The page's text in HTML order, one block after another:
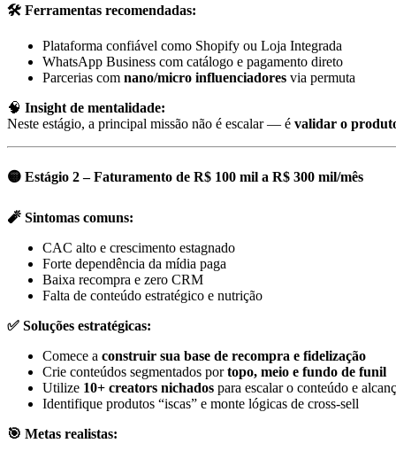
🛠 Ferramentas recomendadas:
Plataforma confiável como Shopify ou Loja Integrada
WhatsApp Business com catálogo e pagamento direto
Parcerias com nano/micro influenciadores via permuta
🧠 Insight de mentalidade:
Neste estágio, a principal missão não é escalar — é validar o
🟡 Estágio 2 – Faturamento de R$ 100 mil a R$ 300 mil/mês
🧨 Sintomas comuns:
CAC alto e crescimento estagnado
Forte dependência da mídia paga
Baixa recompra e zero CRM
Falta de conteúdo estratégico e nutrição
✅ Soluções estratégicas:
Comece a construir sua base de recompra e fidelização
Crie conteúdos segmentados portopo, meio e fundo de funil
Utilize 10+ creators nichados para escalar o conteúdo e
Identifique produtos “iscas” e monte lógicas de cross-sell
🎯 Metas realistas: